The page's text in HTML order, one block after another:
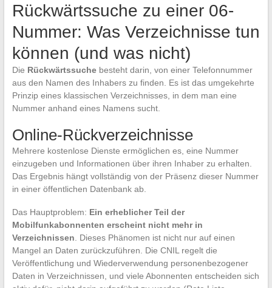
Rückwärtssuche zu einer 06-
Nummer: Was Verzeichnisse tun
können (und was nicht)
Die Rückwärtssuchebesteht darin, von einer Telefonnummer
aus den Namen des Inhabers zu finden. Es ist das umgekehrte
Prinzip eines klassischen Verzeichnisses, in dem man eine
Nummer anhand eines Namens sucht.
Online-Rückverzeichnisse
Mehrere kostenlose Dienste ermöglichen es, eine Nummer
einzugeben und Informationen über ihren Inhaber zu erhalten.
Das Ergebnis hängt vollständig von der Präsenz dieser Nummer
in einer öffentlichen Datenbank ab.
Das Hauptproblem: Ein erheblicher Teil der
Mobilfunkabonnenten erscheint nicht mehr in
Verzeichnissen . Dieses Phänomen ist nicht nur auf einen
Mangel an Daten zurückzuführen. Die CNIL regelt die
Veröffentlichung und Wiederverwendung personenbezogener
Daten in Verzeichnissen, und viele Abonnenten entscheiden sich